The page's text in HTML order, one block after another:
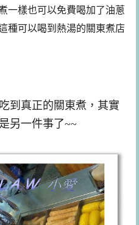
一樣也可以免費喝加了油蔥
種可以喝到熱湯的關東煮店
到真正的關東煮，其實
另一件事了~~